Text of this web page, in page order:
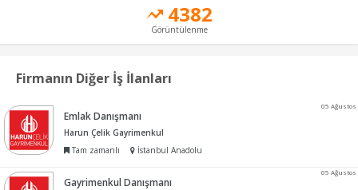
4382
Görüntülenme
Firmanın Diğer İş İlanları
05 Ağustos
Emlak Danışmanı
Harun Çelik Gayrimenkul
Tam zamanlı
İstanbul Anadolu
05 Ağustos
Gayrimenkul Danışmanı